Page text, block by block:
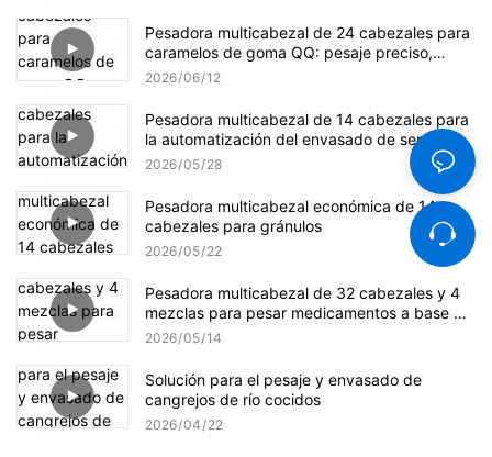
Pesadora multicabezal de 24 cabezales para
caramelos de goma QQ: pesaje preciso,
suave y eficiente.
2026 06 12
Pesadora multicabezal de 14 cabezales para
la automatización del envasado de semillas
de girasol
2026 05 28
Pesadora multicabezal económica de 14
cabezales para gránulos
2026 05 22
Pesadora multicabezal de 32 cabezales y 4
mezclas para pesar medicamentos a base de
hierbas.
2026 05 14
Solución para el pesaje y envasado de
cangrejos de río cocidos
2026 04 22